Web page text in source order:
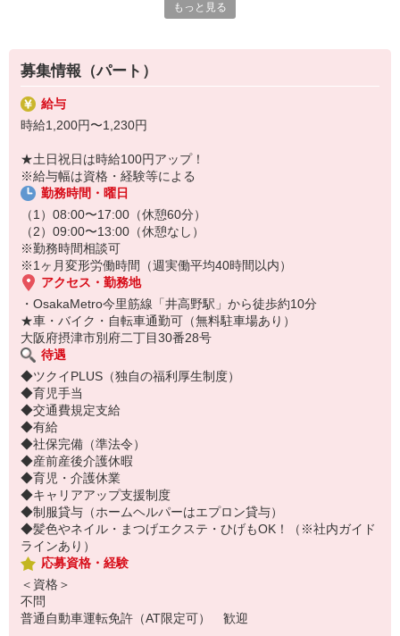
◇頑張った分、スタッフに還元！
・パートは特別手当の支給あり
★＼サービス・職種の魅力／
「今私たちに求められていることは何だろう」「どんな工夫をした
ら喜んでいただけるだろう」他職種で連携しながら創意工夫し支援
していきます。感謝の言葉を直接いただけたり、信頼関係を築いて
いくことができます。日勤のみで働け介護度も比較的高くないた
もっと見る
募集情報（パート）
給与
時給1,200円〜1,230円
★土日祝日は時給100円アップ！
※給与幅は資格・経験等による
勤務時間・曜日
（1）08:00〜17:00（休憩60分）
（2）09:00〜13:00（休憩なし）
※勤務時間相談可
※1ヶ月変形労働時間（週実働平均40時間以内）
アクセス・勤務地
・OsakaMetro今里筋線「井高野駅」から徒歩約10分
★車・バイク・自転車通勤可（無料駐車場あり）
大阪府摂津市別府二丁目30番28号
待遇
◆ツクイPLUS（独自の福利厚生制度）
◆育児手当
◆交通費規定支給
◆有給
◆社保完備（準法令）
◆産前産後介護休暇
◆育児・介護休業
◆キャリアアップ支援制度
◆制服貸与（ホームヘルパーはエプロン貸与）
◆髪色やネイル・まつげエクステ・ひげもOK！（※社内ガイド
ラインあり）
応募資格・経験
＜資格＞
不問
普通自動車運転免許（AT限定可） 歓迎